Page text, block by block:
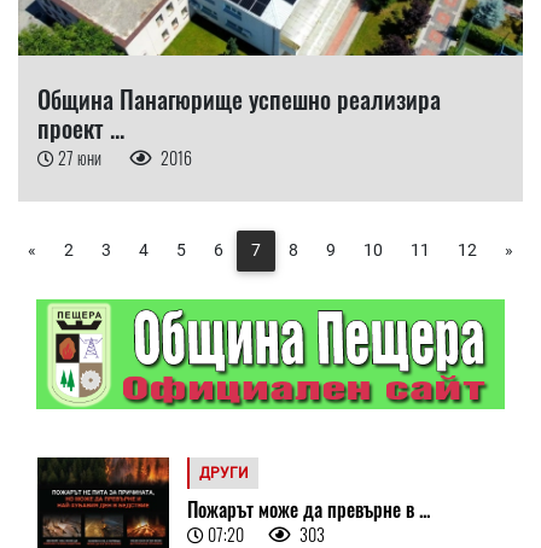
Община Панагюрище успешно реализира
проект ...
27 юни 2016
« 2 3 4 5 6 7 8 9 10 11 12 »
ДРУГИ
Пожарът може да превърне в ...
07:20 303